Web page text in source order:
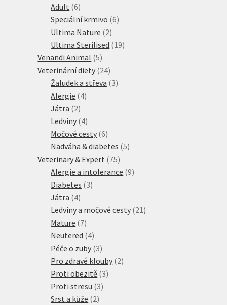
produktů
Adult 66
produktů
Speciální krmivo 66
Ultima Nature 22
produkty
Ultima Sterilised 1919
Venandi Animal 55
produktů
Veterinární diety 2424
produktů
Žaludek a střeva 33
Alergie 44
Játra 22
produkty
Ledviny 44
produkty
Močové cesty 66
produktů
Nadváha & diabetes 55
Veterinary & Expert 7575
produktů
Alergie a intolerance 99
Diabetes 33
Játra 44
produkty
Ledviny a močové cesty 2121
Mature 77
produktů
Neutered 44
produkty
Péče o zuby 33
produkty
Pro zdravé klouby 22
Proti obezitě 33
Proti stresu 33
Srst a kůže 22